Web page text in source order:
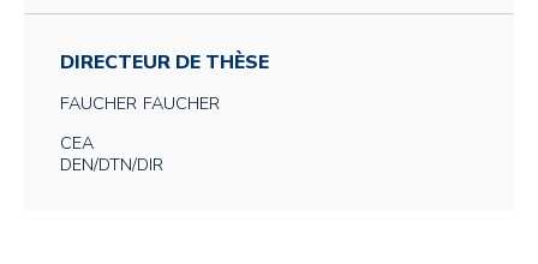
DIRECTEUR DE THÈSE
FAUCHER FAUCHER
CEA
DEN/DTN/DIR